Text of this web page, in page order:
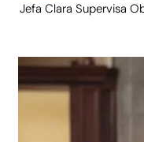
Jefa Clara Supervisa